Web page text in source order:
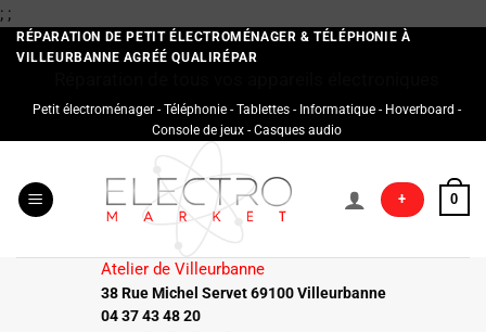
; ;Passer
au
contenu
RÉPARATION DE PETIT ÉLECTROMÉNAGER & TÉLÉPHONIE À
VILLEURBANNE AGRÉÉ QUALIRÉPAR
Petit électroménager - Téléphonie - Tablettes - Informatique - Hoverboard -
Console de jeux - Casques audio
+ 0
Atelier de Villeurbanne
38 Rue Michel Servet 69100 Villeurbanne
04 37 43 48 20